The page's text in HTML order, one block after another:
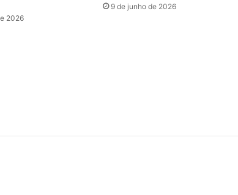
2026
9 de junho de 2026